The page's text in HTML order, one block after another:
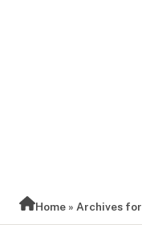
Home » Archives for